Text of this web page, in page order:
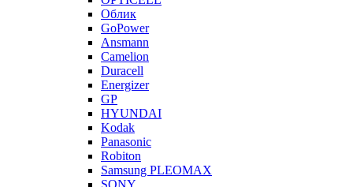
Облик
GoPower
Ansmann
Camelion
Duracell
Energizer
GP
HYUNDAI
Kodak
Panasonic
Robiton
Samsung PLEOMAX
SONY